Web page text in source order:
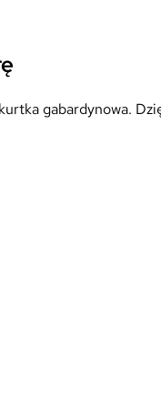
gabardynowa.